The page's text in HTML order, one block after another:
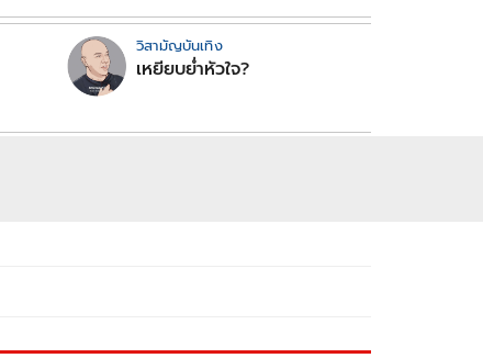
วิสามัญบันเทิง
เหยียบย่ำหัวใจ?